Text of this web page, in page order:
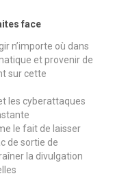
face
n’importe où dans
et provenir de
sur cette
les cyberattaques
le fait de laisser
de sortie de
la divulgation